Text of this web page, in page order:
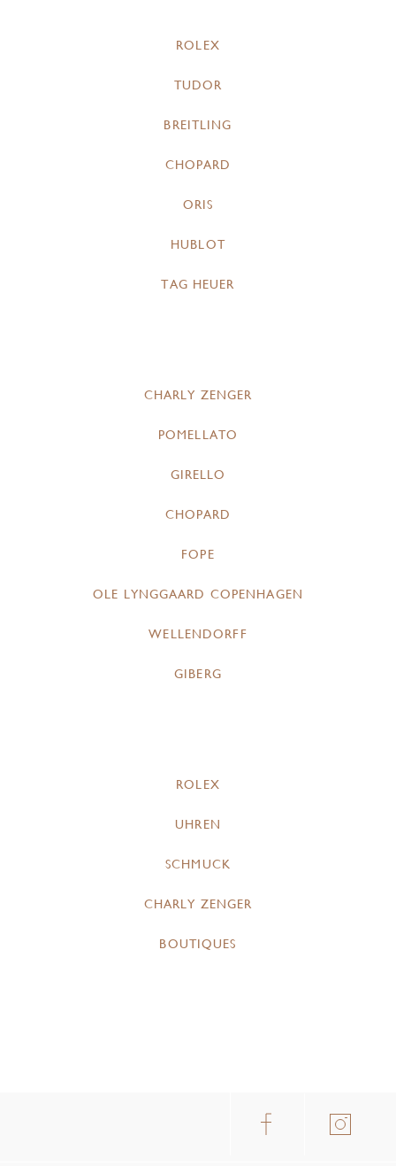
ROLEX
TUDOR
BREITLING
CHOPARD
ORIS
HUBLOT
TAG HEUER
CHARLY ZENGER
POMELLATO
GIRELLO
CHOPARD
FOPE
OLE LYNGGAARD COPENHAGEN
WELLENDORFF
GIBERG
ROLEX
UHREN
SCHMUCK
CHARLY ZENGER
BOUTIQUES